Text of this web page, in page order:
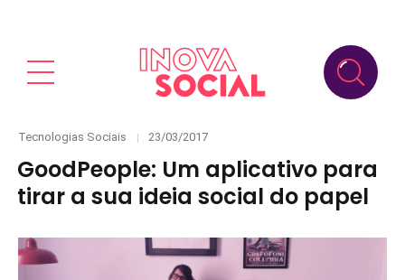
Categories
Tecnologias Sociais
Posted
23/03/2017
GoodPeople: Um aplicativo para
tirar a sua ideia social do papel